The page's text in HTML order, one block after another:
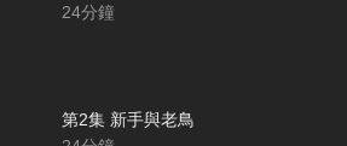
24分鐘
第2集 新手與老鳥